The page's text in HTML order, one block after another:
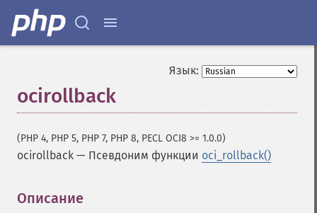
Язык:
ocirollback
(PHP 4, PHP 5, PHP 7, PHP 8, PECL OCI8 >= 1.0.0)
ocirollback — Псевдоним функции oci_rollback()
Описание